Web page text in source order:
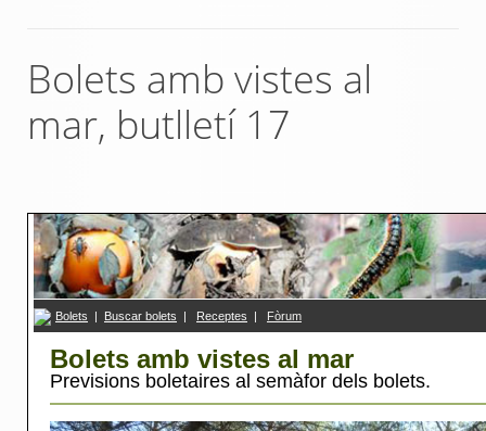
Bolets amb vistes al
mar, butlletí 17
Bolets | Buscar bolets | Receptes | Fòrum
Bolets amb vistes al mar
Previsions boletaires al semàfor dels bolets.